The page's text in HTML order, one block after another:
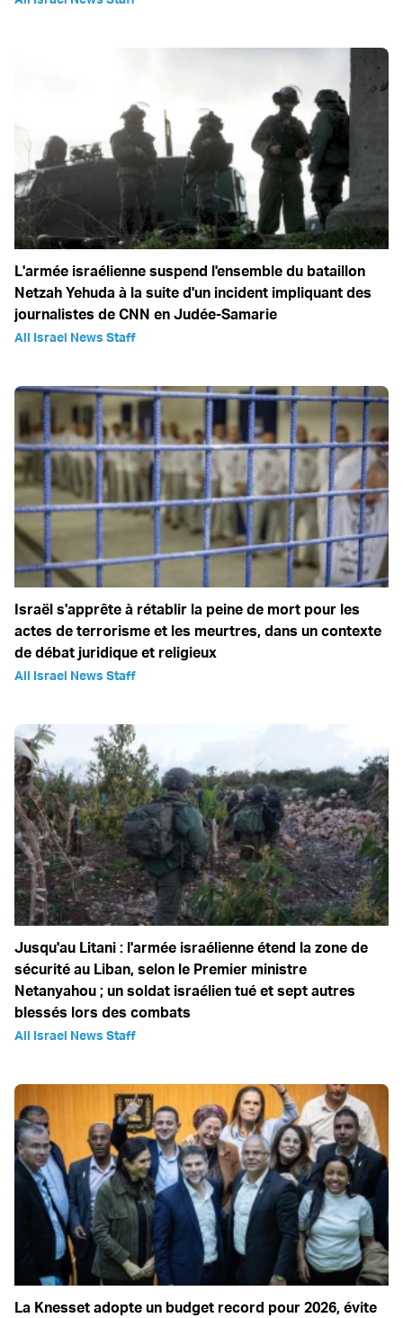
L'armée israélienne suspend l'ensemble du bataillon
Netzah Yehuda à la suite d'un incident impliquant des
journalistes de CNN en Judée-Samarie
All Israel News Staff
Israël s'apprête à rétablir la peine de mort pour les
actes de terrorisme et les meurtres, dans un contexte
de débat juridique et religieux
All Israel News Staff
Jusqu'au Litani : l'armée israélienne étend la zone de
sécurité au Liban, selon le Premier ministre
Netanyahou ; un soldat israélien tué et sept autres
blessés lors des combats
All Israel News Staff
La Knesset adopte un budget record pour 2026, évite